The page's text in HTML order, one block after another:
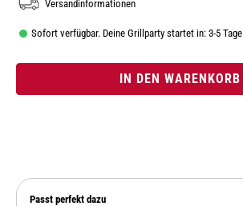
Versandinformationen
Sofort verfügbar. Deine Grillparty startet in: 3-5 Tage
IN DEN WARENKORB
Passt perfekt dazu